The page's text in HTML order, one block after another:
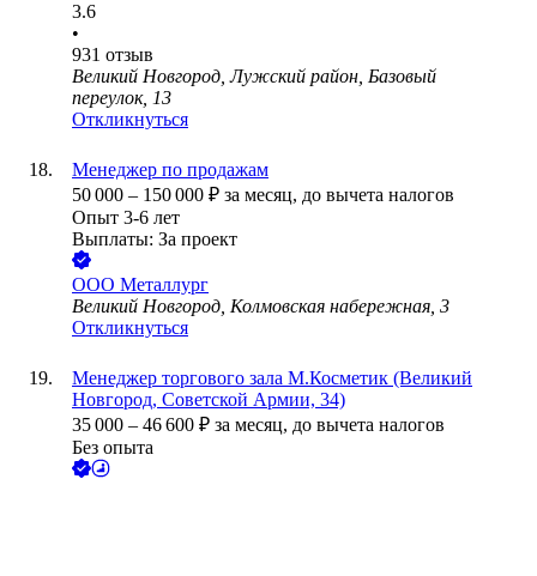
3.6
•
931 отзыв
Великий Новгород, Лужский район, Базовый
переулок, 13
Откликнуться
Менеджер по продажам
50 000 – 150 000 ₽ за месяц, до вычета налогов
Опыт 3-6 лет
Выплаты: За проект
ООО Металлург
Великий Новгород, Колмовская набережная, 3
Откликнуться
Менеджер торгового зала М.Косметик (Великий
Новгород, Советской Армии, 34)
35 000 – 46 600 ₽ за месяц, до вычета налогов
Без опыта